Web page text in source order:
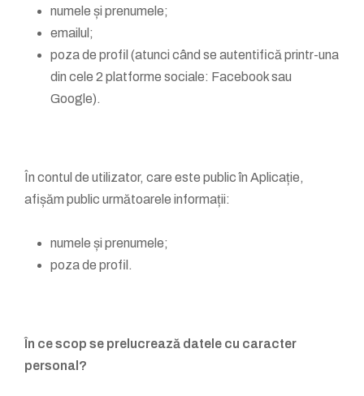
numele și prenumele;
emailul;
poza de profil (atunci când se autentifică printr-una
din cele 2 platforme sociale: Facebook sau
Google).
În contul de utilizator, care este public în Aplicație,
afișăm public următoarele informații:
numele și prenumele;
poza de profil.
În ce scop se prelucrează datele cu caracter
personal?